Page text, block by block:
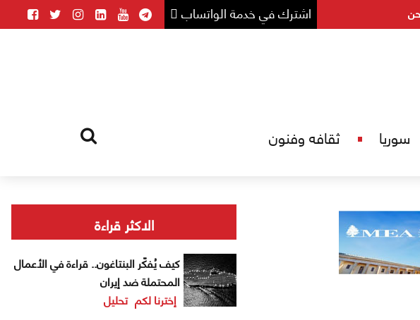
اشترك في خدمة الواتساب
سوريا ثقافه وفنون
الاكثر قراءة
كيف يُفكّر البنتاغون.. قراءة في الأعمال
المحتملة ضد إيران
إخترنا لكم تحليل